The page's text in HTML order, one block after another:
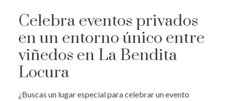
Celebra eventos privados
en un entorno único entre
viñedos en La Bendita
Locura
¿Buscas un lugar especial para celebrar un evento